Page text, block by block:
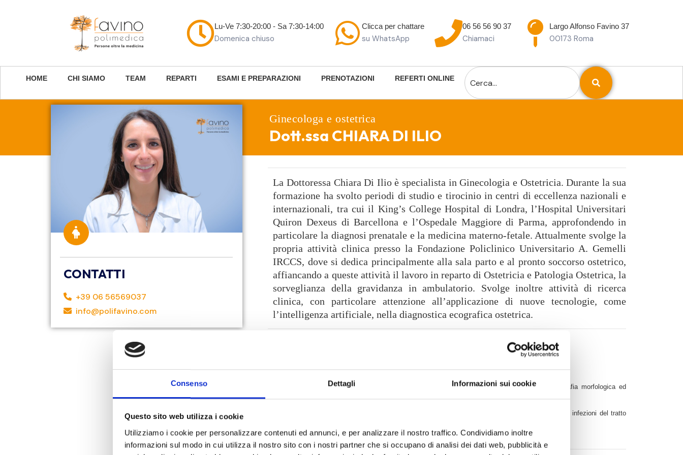
Consenso Dettagli Informazioni sui cookie
Questo sito web utilizza i cookie
Utilizziamo i cookie per personalizzare contenuti ed annunci, e per analizzare il nostro traffico. Condividiamo inoltre
informazioni sul modo in cui utilizza il nostro sito con i nostri partner che si occupano di analisi dei dati web, pubblicità e
Lu-Ve 7:30-20:00 - Sa 7:30-14:00
Domenica chiuso
Clicca per chattare
su WhatsApp
06 56 56 90 37
Chiamaci
Largo Alfonso Favino 37
00173 Roma
HOME CHI SIAMO TEAM REPARTI ESAMI E PREPARAZIONI PRENOTAZIONI REFERTI ONLINE
Ginecologa e ostetrica
Dott.ssa CHIARA DI ILIO
CONTATTI
+39 06 56569037
info@polifavino.com
La Dottoressa Chiara Di Ilio è specialista in Ginecologia e Ostetricia. Durante la sua
formazione ha svolto periodi di studio e tirocinio in centri di eccellenza nazionali e
internazionali, tra cui il King’s College Hospital di Londra, l’Hospital Universitari
Quiron Dexeus di Barcellona e l’Ospedale Maggiore di Parma, approfondendo in
particolare la diagnosi prenatale e la medicina materno-fetale. Attualmente svolge la
propria attività clinica presso la Fondazione Policlinico Universitario A. Gemelli
IRCCS, dove si dedica principalmente alla sala parto e al pronto soccorso ostetrico,
affiancando a queste attività il lavoro in reparto di Ostetricia e Patologia Ostetrica, la
sorveglianza della gravidanza in ambulatorio. Svolge inoltre attività di ricerca
clinica, con particolare attenzione all’applicazione di nuove tecnologie, come
l’intelligenza artificiale, nella diagnostica ecografica ostetrica.
gravidanza in tutte le sue fasi, con principali controlli ecografici (translucenza nucale, ecografia morfologica ed
ecografia del terzo trimestre con flussimetria)
sindrome dell’ovaio policistico, irregolarità mestruali, infezioni del tratto